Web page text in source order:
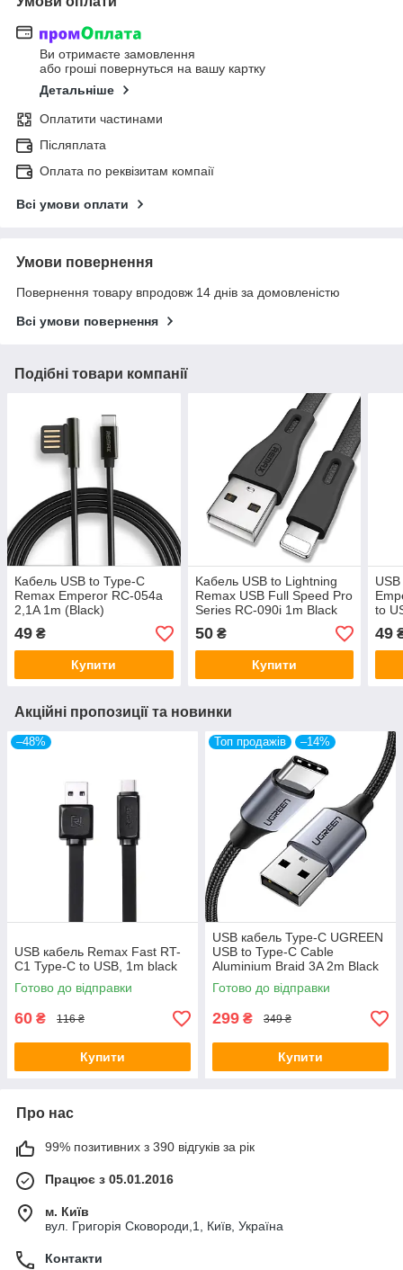
Ви отримаєте замовлення
або гроші повернуться на вашу картку
Детальніше
Оплатити частинами
Післяплата
Оплата по реквізитам компаії
Всі умови оплати
Умови повернення
Повернення товару впродовж 14 днів за домовленістю
Всі умови повернення
Подібні товари компанії
Кабель USB to Type-C
Remax Emperor RC-054a
2,1A 1m (Black)
49 ₴
Купити
Kабель USB to Lightning
Remax USB Full Speed Pro
Series RC-090i 1m Black
50₴
Купити
to
49
Акційні пропозиції та новинки
–48%
USB кабель Remax Fast RT-
C1 Type-C to USB, 1m black
Готово до відправки
60 ₴ 116 ₴
Купити
Топ продажів –14%
USB кабель Type-C UGREEN
USB to Type-C Cable
Aluminium Braid 3A 2m Black
(US288)
Готово до відправки
299 ₴ 349 ₴
Купити
Про нас
99% позитивних з 390 відгуків за рік
Працює з 05.01.2016
м. Київ
вул. Григорія Сковороди,1, Київ, Україна
Контакти